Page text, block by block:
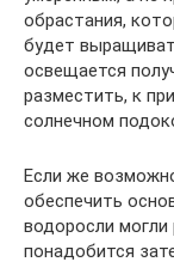
обрастания,
будет
освещается
разместить, к
солнечном
Если же
обеспечить
водоросли могли
понадобится